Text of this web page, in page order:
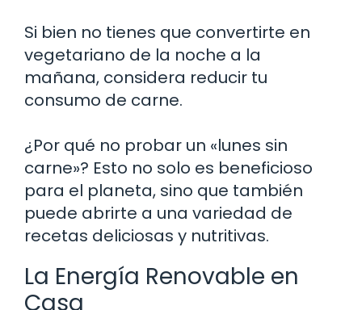
Si bien no tienes que convertirte en
vegetariano de la noche a la
mañana, considera reducir tu
consumo de carne.
¿Por qué no probar un «lunes sin
carne»? Esto no solo es beneficioso
para el planeta, sino que también
puede abrirte a una variedad de
recetas deliciosas y nutritivas.
La Energía Renovable en
Casa